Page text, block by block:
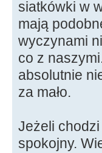
siatkówki w
mają
wyczynami
co z
absolutnie
za mało.
Jeżeli
spokojny.